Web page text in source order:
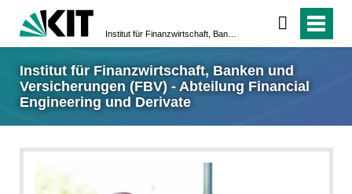
Institut für Finanzwirtschaft, Banken und
Versicherungen (FBV) - Abteilung Financial
Engineering und Derivate